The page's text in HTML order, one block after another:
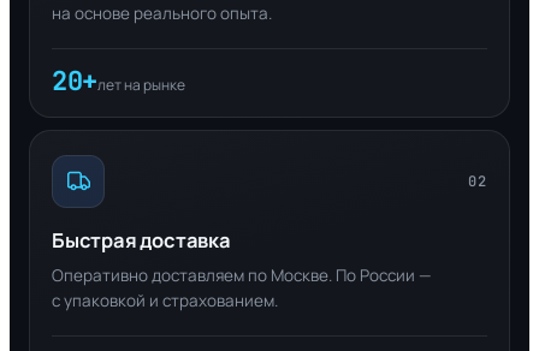
на основе реального опыта.
20+лет на рынке
02
Быстрая доставка
Оперативно доставляем по Москве. По России —
с упаковкой и страхованием.